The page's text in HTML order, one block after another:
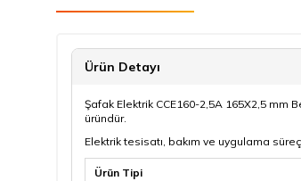
Ürün Detayı
Şafak Elektrik CCE160-2,5A 165X2,5 mm
üründür.
Elektrik tesisatı, bakım ve uygulama
Ürün Tipi